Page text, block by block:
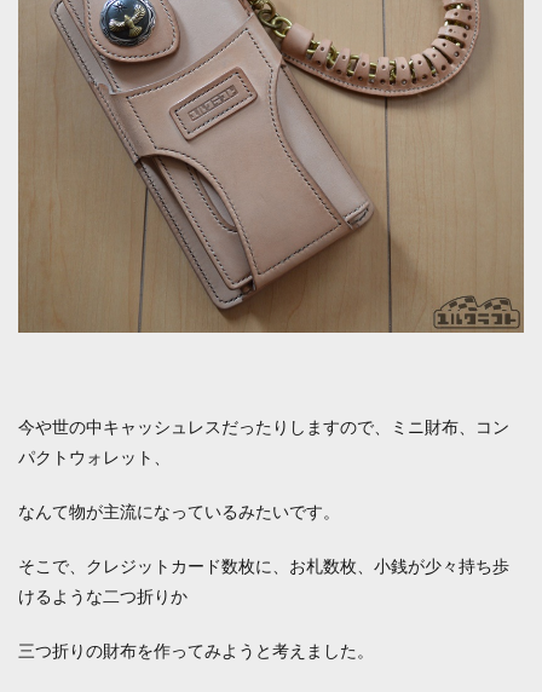
今や世の中キャッシュレスだったりしますので、ミニ財布、コン
パクトウォレット、
なんて物が主流になっているみたいです。
そこで、クレジットカード数枚に、お札数枚、小銭が少々持ち歩
けるような二つ折りか
三つ折りの財布を作ってみようと考えました。